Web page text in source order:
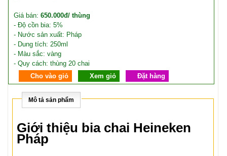
Giá bán: 650.000đ/ thùng
- Độ cồn bia: 5%
- Nước sản xuất: Pháp
- Dung tích: 250ml
- Màu sắc: vàng
- Quy cách: thùng 20 chai
Cho vào giỏ
Xem giỏ Đặt hàng
Mô tả sản phẩm
Giới thiệu bia chai Heineken
Pháp